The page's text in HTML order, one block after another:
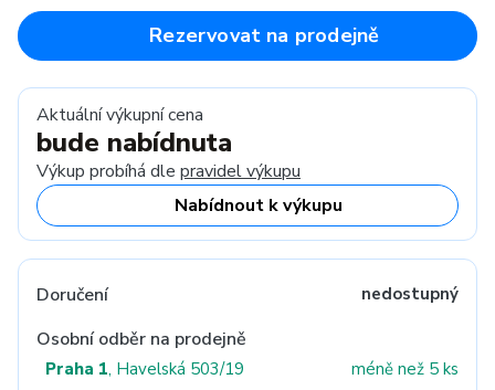
Rezervovat na prodejně
Aktuální výkupní cena
bude nabídnuta
Výkup probíhá dle pravidel výkupu
Nabídnout k výkupu
Doručení nedostupný
Osobní odběr na prodejně
Praha 1, Havelská 503/19
méně než 5 ks